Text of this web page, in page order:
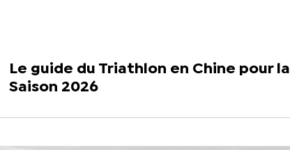
Le guide du Triathlon en Chine pour la
Saison 2026